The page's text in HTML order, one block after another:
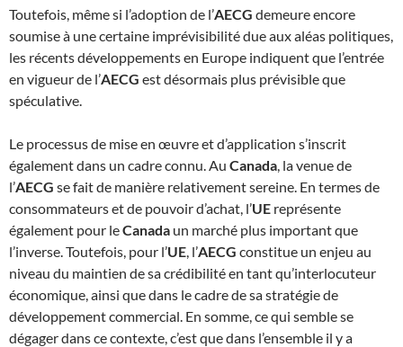
Toutefois, même si l’adoption de l’AECG demeure encore
soumise à une certaine imprévisibilité due aux aléas politiques,
les récents développements en Europe indiquent que l’entrée
en vigueur de l’AECG est désormais plus prévisible que
spéculative.
Le processus de mise en œuvre et d’application s’inscrit
également dans un cadre connu. Au Canada, la venue de
l’AECG se fait de manière relativement sereine. En termes de
consommateurs et de pouvoir d’achat, l’UE représente
également pour leCanada un marché plus important que
l’inverse. Toutefois, pour l’UE, l’AECG constitue un enjeu au
niveau du maintien de sa crédibilité en tant qu’interlocuteur
économique, ainsi que dans le cadre de sa stratégie de
développement commercial. En somme, ce qui semble se
dégager dans ce contexte, c’est que dans l’ensemble il y a